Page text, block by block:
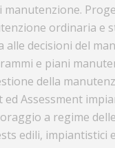
manutenzione.
ordinaria e
alle decisioni del
e piani
della
ed Assessment
a regime
edili, impiantistici